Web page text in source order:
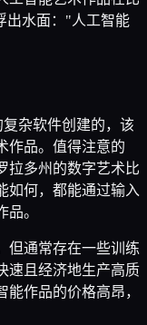
出水面："人工智能
杂软件创建的，该
作品。值得注意的
拉多州的数字艺术比
如何，都能通过输入
。
但通常存在一些训练
速且经济地生产高质
作品的价格高昂，